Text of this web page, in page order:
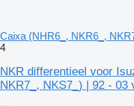
Caixa (NHR6_, NKR6_,
4
NKR differentieel voor
NKR7_, NKS7_) | 92 - 03